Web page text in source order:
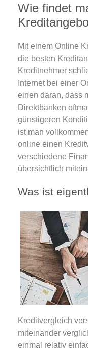
Wie findet
Mit einem Online
die besten
Kreditnehmer
Internet bei einer
einen daran, dass
Direktbanken
günstigeren
ist man
online einen
verschiedene
übersichtlich
Was ist
Kreditvergleich
miteinander
einmal relativ